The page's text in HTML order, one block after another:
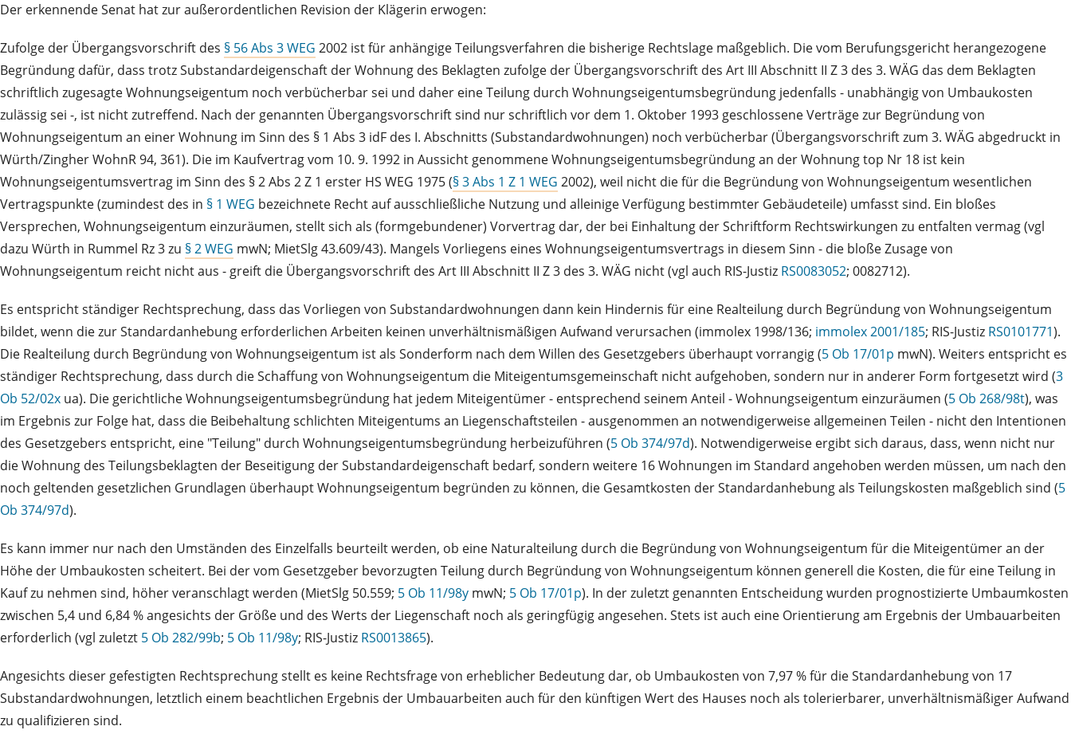
Der erkennende Senat hat zur außerordentlichen Revision der Klägerin erwogen:
Zufolge der Übergangsvorschrift des § 56 Abs 3 WEG 2002 ist für anhängige Teilungsverfahren die bisherige Rechtslage maßgeblich. Die vom Berufungsgericht herangezogene
Begründung dafür, dass trotz Substandardeigenschaft der Wohnung des Beklagten zufolge der Übergangsvorschrift des Art III Abschnitt II Z 3 des 3. WÄG das dem Beklagten
schriftlich zugesagte Wohnungseigentum noch verbücherbar sei und daher eine Teilung durch Wohnungseigentumsbegründung jedenfalls - unabhängig von Umbaukosten
zulässig sei -, ist nicht zutreffend. Nach der genannten Übergangsvorschrift sind nur schriftlich vor dem 1. Oktober 1993 geschlossene Verträge zur Begründung von
Wohnungseigentum an einer Wohnung im Sinn des § 1 Abs 3 idF des I. Abschnitts (Substandardwohnungen) noch verbücherbar (Übergangsvorschrift zum 3. WÄG abgedruckt in
Würth/Zingher WohnR 94, 361). Die im Kaufvertrag vom 10. 9. 1992 in Aussicht genommene Wohnungseigentumsbegründung an der Wohnung top Nr 18 ist kein
Wohnungseigentumsvertrag im Sinn des § 2 Abs 2 Z 1 erster HS WEG 1975 (§ 3 Abs 1 Z 1 WEG 2002), weil nicht die für die Begründung von Wohnungseigentum wesentlichen
Vertragspunkte (zumindest des in § 1 WEG bezeichnete Recht auf ausschließliche Nutzung und alleinige Verfügung bestimmter Gebäudeteile) umfasst sind. Ein bloßes
Versprechen, Wohnungseigentum einzuräumen, stellt sich als (formgebundener) Vorvertrag dar, der bei Einhaltung der Schriftform Rechtswirkungen zu entfalten vermag (vgl
dazu Würth in Rummel Rz 3 zu § 2 WEG mwN; MietSlg 43.609/43). Mangels Vorliegens eines Wohnungseigentumsvertrags in diesem Sinn - die bloße Zusage von
Wohnungseigentum reicht nicht aus - greift die Übergangsvorschrift des Art III Abschnitt II Z 3 des 3. WÄG nicht (vgl auch RIS-Justiz RS0083052; 0082712).
Es entspricht ständiger Rechtsprechung, dass das Vorliegen von Substandardwohnungen dann kein Hindernis für eine Realteilung durch Begründung von Wohnungseigentum
bildet, wenn die zur Standardanhebung erforderlichen Arbeiten keinen unverhältnismäßigen Aufwand verursachen (immolex 1998/136; immolex 2001/185; RIS-Justiz RS0101771).
Die Realteilung durch Begründung von Wohnungseigentum ist als Sonderform nach dem Willen des Gesetzgebers überhaupt vorrangig (5 Ob 17/01p mwN). Weiters entspricht es
ständiger Rechtsprechung, dass durch die Schaffung von Wohnungseigentum die Miteigentumsgemeinschaft nicht aufgehoben, sondern nur in anderer Form fortgesetzt wird (3
Ob 52/02x ua). Die gerichtliche Wohnungseigentumsbegründung hat jedem Miteigentümer - entsprechend seinem Anteil - Wohnungseigentum einzuräumen (5 Ob 268/98t), was
im Ergebnis zur Folge hat, dass die Beibehaltung schlichten Miteigentums an Liegenschaftsteilen - ausgenommen an notwendigerweise allgemeinen Teilen - nicht den Intentionen
des Gesetzgebers entspricht, eine "Teilung" durch Wohnungseigentumsbegründung herbeizuführen (5 Ob 374/97d). Notwendigerweise ergibt sich daraus, dass, wenn nicht nur
die Wohnung des Teilungsbeklagten der Beseitigung der Substandardeigenschaft bedarf, sondern weitere 16 Wohnungen im Standard angehoben werden müssen, um nach den
noch geltenden gesetzlichen Grundlagen überhaupt Wohnungseigentum begründen zu können, die Gesamtkosten der Standardanhebung als Teilungskosten maßgeblich sind (5
Ob 374/97d).
Es kann immer nur nach den Umständen des Einzelfalls beurteilt werden, ob eine Naturalteilung durch die Begründung von Wohnungseigentum für die Miteigentümer an der
Höhe der Umbaukosten scheitert. Bei der vom Gesetzgeber bevorzugten Teilung durch Begründung von Wohnungseigentum können generell die Kosten, die für eine Teilung in
Kauf zu nehmen sind, höher veranschlagt werden (MietSlg 50.559; 5 Ob 11/98y mwN; 5 Ob 17/01p). In der zuletzt genannten Entscheidung wurden prognostizierte Umbaumkosten
zwischen 5,4 und 6,84 % angesichts der Größe und des Werts der Liegenschaft noch als geringfügig angesehen. Stets ist auch eine Orientierung am Ergebnis der Umbauarbeiten
erforderlich (vgl zuletzt 5 Ob 282/99b; 5 Ob 11/98y; RIS-Justiz RS0013865).
Angesichts dieser gefestigten Rechtsprechung stellt es keine Rechtsfrage von erheblicher Bedeutung dar, ob Umbaukosten von 7,97 % für die Standardanhebung von 17
Substandardwohnungen, letztlich einem beachtlichen Ergebnis der Umbauarbeiten auch für den künftigen Wert des Hauses noch als tolerierbarer, unverhältnismäßiger Aufwand
zu qualifizieren sind.